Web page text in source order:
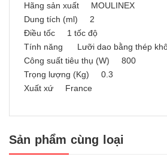
Hãng sản xuất MOULINEX
Dung tích (ml) 2
Điều tốc 1 tốc độ
Tính năng Lưỡi dao bằng thép
Công suất tiêu thụ (W) 800
Trọng lượng (Kg) 0.3
Xuất xứ France
Sản phẩm cùng loại